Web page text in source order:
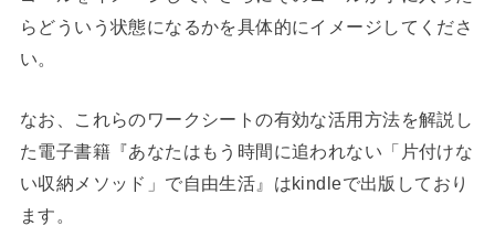
らどういう状態になるかを具体的にイメージしてくださ
い。
なお、これらのワークシートの有効な活用方法を解説し
た電子書籍『あなたはもう時間に追われない「片付けな
い収納メソッド」で自由生活』はkindleで出版しており
ます。